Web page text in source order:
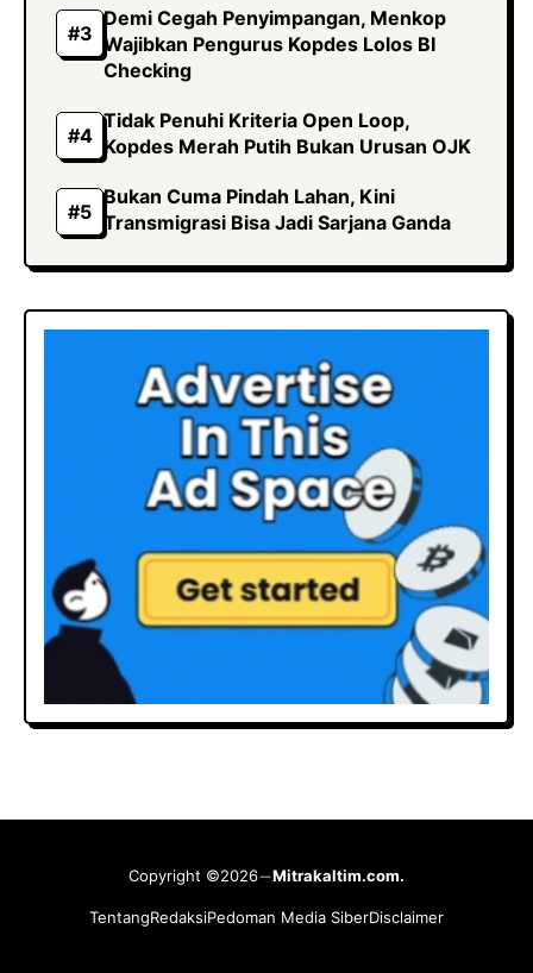
Demi Cegah Penyimpangan, Menkop
Wajibkan Pengurus Kopdes Lolos BI
Checking
Tidak Penuhi Kriteria Open Loop,
Kopdes Merah Putih Bukan Urusan OJK
Bukan Cuma Pindah Lahan, Kini
Transmigrasi Bisa Jadi Sarjana Ganda
Copyright ©2026 Mitrakaltim.com.
TentangRedaksiPedoman Media SiberDisclaimer